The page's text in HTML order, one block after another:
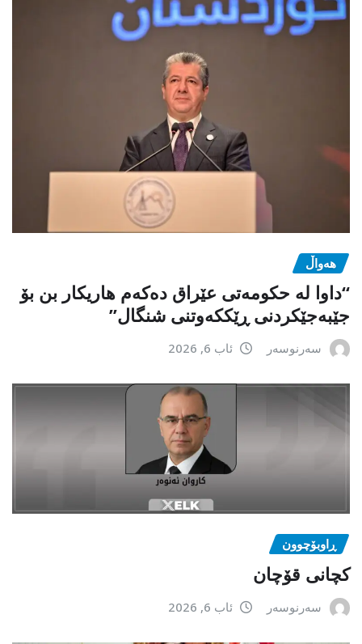
هەواڵ
“داوا لە حكومەتی عێراق دەكەم هاریكار بن بۆ
جێبەجێكردنی ڕێككەوتنی شنگال”
سەرنوسەر ئاب 6, 2026
ڕاوبۆچوون
کچانی قۆچان
سەرنوسەر ئاب 6, 2026